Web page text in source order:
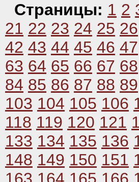
Страницы: 1 2
21 22 23 24 25 26
42 43 44 45 46 47
63 64 65 66 67 68
84 85 86 87 88 89
103 104 105 106
118 119 120 121
133 134 135 136
148 149 150 151